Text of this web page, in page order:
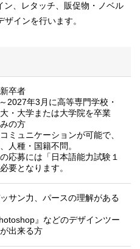
ン、レタッチ、販促物・ノベル
インを行います。
卒者
2027年3月に高等専門学校・
・大学または大学院を卒業
の方
ミュニケーションが可能で、
人種・国籍不問。
応募には「日本語能力試験１
要となります。
サン力、パースの理解がある
』などのデザインツー
出来る方